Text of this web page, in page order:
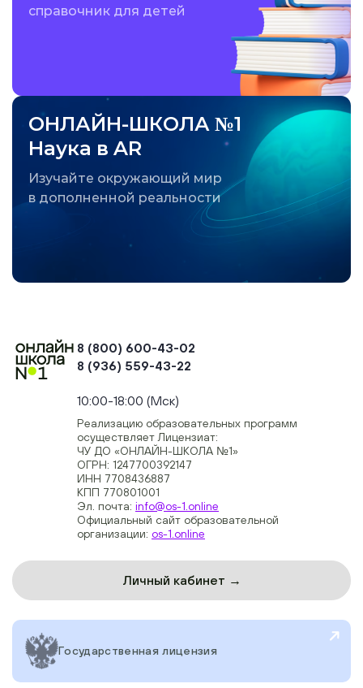
справочник для детей
ОНЛАЙН-ШКОЛА №1
Наука в AR
Изучайте окружающий мир
в дополненной реальности
8 (800) 600-43-02
8 (936) 559-43-22
10:00-18:00 (Мск)
Реализацию образовательных программ
осуществляет Лицензиат:
ЧУ ДО «ОНЛАЙН-ШКОЛА №1»
ОГРН: 1247700392147
ИНН 7708436887
КПП 770801001
Эл. почта: info@os-1.online
Официальный сайт образовательной
организации: os-1.online
Личный кабинет →
Государственная лицензия